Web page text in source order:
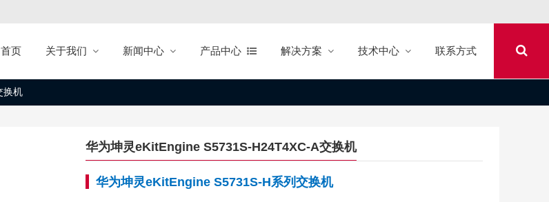
首页 关于我们 新闻中心 产品中心 解决方案 技术中心 联系方式
换机
华为坤灵eKitEngine S5731S-H24T4XC-A交换机
华为坤灵eKitEngine S5731S-H系列交换机